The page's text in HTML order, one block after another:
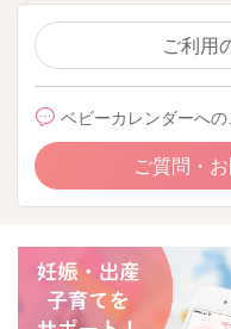
ご利用
ベビーカレンダーへ
ご質問・